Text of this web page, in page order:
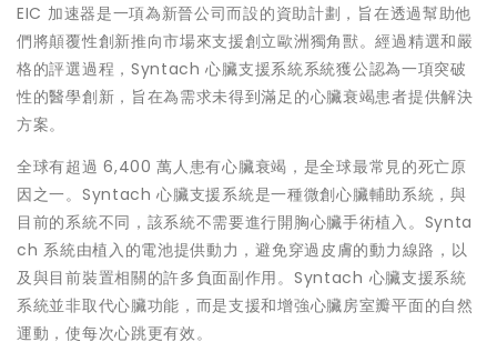
EIC 加速器是一項為新晉公司而設的資助計劃，旨在透過幫助他
們將顛覆性創新推向市場來支援創立歐洲獨角獸。經過精選和嚴
格的評選過程，Syntach 心臟支援系統系統獲公認為一項突破
性的醫學創新，旨在為需求未得到滿足的心臟衰竭患者提供解決
方案。
全球有超過 6,400 萬人患有心臟衰竭，是全球最常見的死亡原
因之一。Syntach 心臟支援系統是一種微創心臟輔助系統，與
目前的系統不同，該系統不需要進行開胸心臟手術植入。Synta
ch 系統由植入的電池提供動力，避免穿過皮膚的動力線路，以
及與目前裝置相關的許多負面副作用。Syntach 心臟支援系統
系統並非取代心臟功能，而是支援和增強心臟房室瓣平面的自然
運動，使每次心跳更有效。